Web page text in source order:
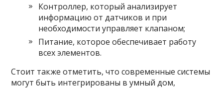
Контроллер, который анализирует
информацию от датчиков и при
необходимости управляет клапаном;
Питание, которое обеспечивает работу
всех элементов.
Стоит также отметить, что современные системы
могут быть интегрированы в умный дом,